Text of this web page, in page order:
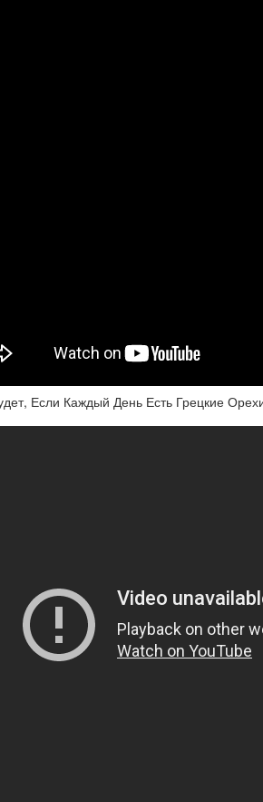
Если Каждый День Есть Грецкие